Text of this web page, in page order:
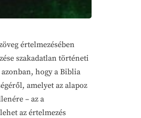
értelmezésében
szakadatlan történeti
hogy a Biblia
amelyet az alapoz
– az a
az értelmezés